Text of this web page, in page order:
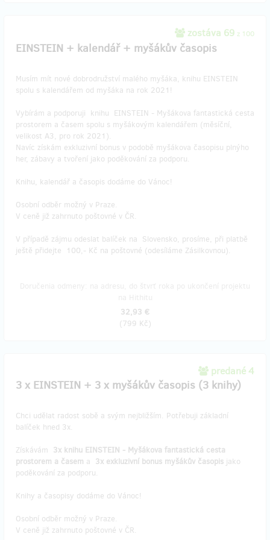
zostáva 69 z 100
EINSTEIN + kalendář + myšákův časopis
Musím mít nové dobrodružství malého myšáka, knihu EINSTEIN
spolu s kalendářem od myšáka na rok 2021!
Vybírám a podporuji knihu EINSTEIN - Myšákova fantastická cesta
prostorem a časem spolu s myšákovým kalendářem (měsíční,
velikost A3, pro rok 2021).
Navíc získám exkluzivní bonus v podobě myšákova časopisu plnýho
her, zábavy a tvoření jako poděkování za podporu.
Knihu, kalendář a časopis dodáme do Vánoc!
Osobní odběr možný v Praze.
V ceně již zahrnuto poštovné v ČR.
V případě zájmu odeslat balíček na Slovensko, prosíme, při platbě
ještě přidejte 100,- Kč na poštovné (odesíláme Zásilkovnou).
32,93 €
(799 Kč)
predané 4
3 x EINSTEIN + 3 x myšákův časopis (3 knihy)
Chci udělat radost sobě a svým nejbližším. Potřebuji základní
balíček hned 3x.
Získávám 3x knihu EINSTEIN - Myšákova fantastická cesta
prostorem a časem a 3x exkluzivní bonus myšákův časopis jako
poděkování za podporu.
Knihy a časopisy dodáme do Vánoc!
Osobní odběr možný v Praze.
V ceně již zahrnuto poštovné v ČR.